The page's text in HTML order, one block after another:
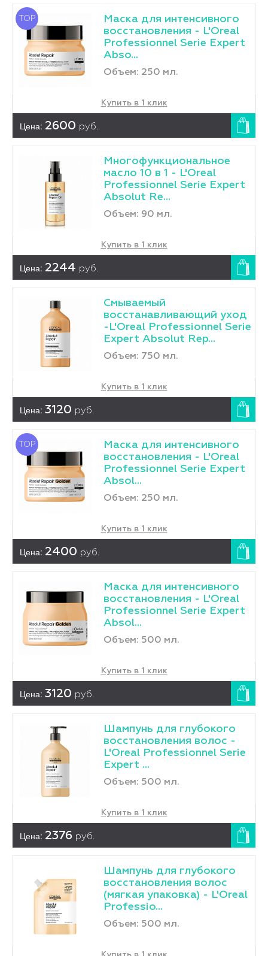
Маска для интенсивного
восстановления - L'Оreal
Professionnel Serie Expert
Abso...
Объем: 250 мл.
Купить в 1 клик
Цена: 2600 руб.
TOP
Многофункциональное
масло 10 в 1 - L'Оreal
Professionnel Serie Expert
Absolut Re...
Объем: 90 мл.
Купить в 1 клик
Цена: 2244 руб.
Смываемый
восстанавливающий уход
-L'Оreal Professionnel Serie
Expert Absolut Rep...
Объем: 750 мл.
Купить в 1 клик
Цена: 3120 руб.
Маска для интенсивного
восстановления - L'Оreal
Professionnel Serie Expert
Absol...
Объем: 250 мл.
Купить в 1 клик
Цена: 2400 руб.
TOP
Маска для интенсивного
восстановления - L'Оreal
Professionnel Serie Expert
Absol...
Объем: 500 мл.
Купить в 1 клик
Цена: 3120 руб.
Шампунь для глубокого
восстановления волос -
L'Оreal Professionnel Serie
Expert ...
Объем: 500 мл.
Купить в 1 клик
Цена: 2376 руб.
Шампунь для глубокого
восстановления волос
(мягкая упаковка) - L'Оreal
Professio...
Объем: 500 мл.